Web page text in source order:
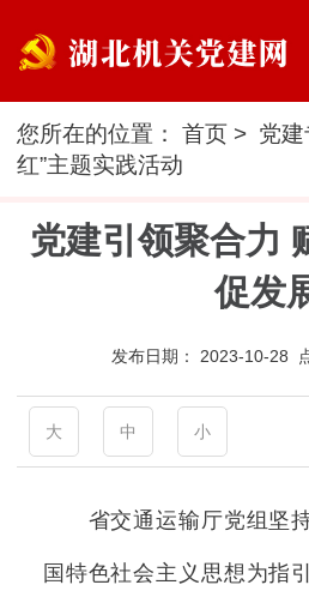
您所在的位置：首页 > 党
红”主题实践活动
党建引领聚合力
促发
发布日期： 2023-10-28
大 中 小
省交通运输厅党组坚持
国特色社会主义思想为指